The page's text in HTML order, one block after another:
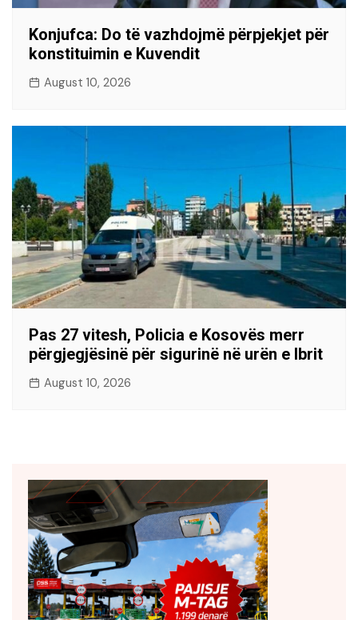
Konjufca: Do të vazhdojmë përpjekjet për
konstituimin e Kuvendit
August 10, 2026
Pas 27 vitesh, Policia e Kosovës merr
përgjegjësinë për sigurinë në urën e Ibrit
August 10, 2026